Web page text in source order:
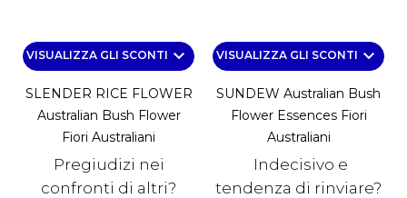
VISUALIZZA GLI SCONTI keyboard_arrow_down
SLENDER RICE FLOWER
Australian Bush Flower
Fiori Australiani
Pregiudizi nei
confronti di altri?
VISUALIZZA GLI SCONTI keyboard_arrow_down
SUNDEW Australian Bush
Flower Essences Fiori
Australiani
Indecisivo e
tendenza di rinviare?